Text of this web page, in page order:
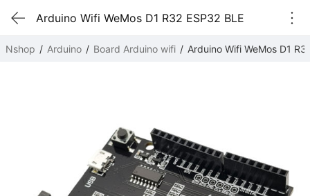
Arduino Wifi WeMos D1 R32 ESP32 BLE
Nshop Arduino Board Arduino wifi Arduino Wifi WeMos D1